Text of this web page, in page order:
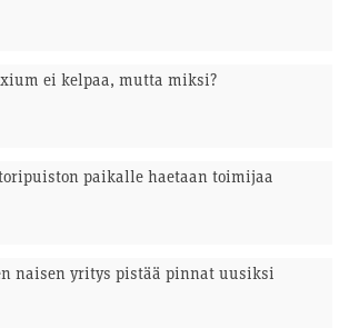
ei kelpaa, mutta miksi?
paikalle haetaan toimijaa
naisen yritys pistää pinnat uusiksi